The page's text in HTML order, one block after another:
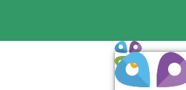
Справка CarryMap для